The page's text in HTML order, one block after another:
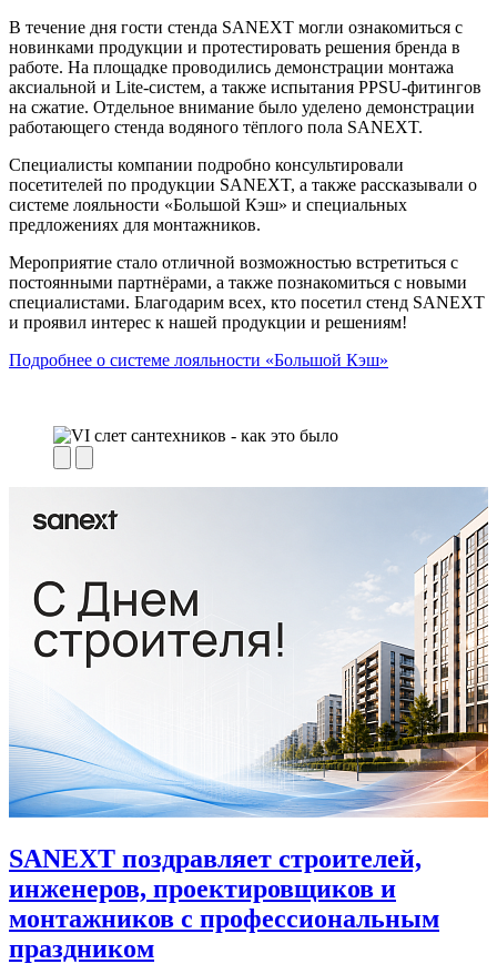
В течение дня гости стенда SANEXT могли ознакомиться с
новинками продукции и протестировать решения бренда в
работе. На площадке проводились демонстрации монтажа
аксиальной и Lite-систем, а также испытания PPSU-фитингов
на сжатие. Отдельное внимание было уделено демонстрации
работающего стенда водяного тёплого пола SANEXT.
Специалисты компании подробно консультировали
посетителей по продукции SANEXT, а также рассказывали о
системе лояльности «Большой Кэш» и специальных
предложениях для монтажников.
Мероприятие стало отличной возможностью встретиться с
постоянными партнёрами, а также познакомиться с новыми
специалистами. Благодарим всех, кто посетил стенд SANEXT
и проявил интерес к нашей продукции и решениям!
Подробнее о системе лояльности «Большой Кэш»
SANEXT поздравляет строителей,
инженеров, проектировщиков и
монтажников с профессиональным
праздником